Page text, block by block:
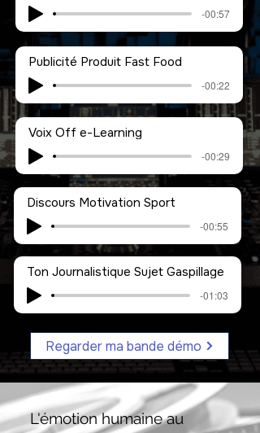
-00:57
Publicité Produit Fast Food
-00:22
Voix Off e-Learning
-00:29
Discours Motivation Sport
-00:55
Ton Journalistique Sujet Gaspillage
-01:03
Regarder ma bande démo
L'émotion humaine au